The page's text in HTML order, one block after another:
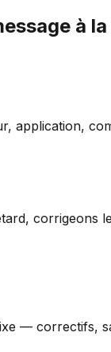
à
application,
corrigeons
— correctifs,